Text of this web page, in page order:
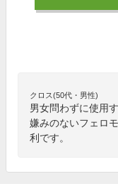
クロス(50代・男性)
男女問わずに使用
嫌みのないフェロ
利です。